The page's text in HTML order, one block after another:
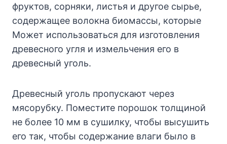
фруктов, сорняки, листья и другое сырье,
содержащее волокна биомассы, которые
Может использоваться для изготовления
древесного угля и измельчения его в
древесный уголь.
Древесный уголь пропускают через
мясорубку. Поместите порошок толщиной
не более 10 мм в сушилку, чтобы высушить
его так, чтобы содержание влаги было в